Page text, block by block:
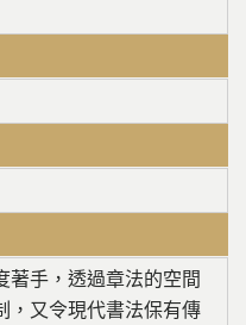
著手，透過章法的空間
，又令現代書法保有傳